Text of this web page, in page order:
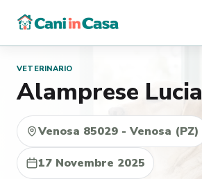
contenuto
VETERINARIO
Alamprese Lucia
Venosa 85029 - Venosa (PZ)
17 Novembre 2025